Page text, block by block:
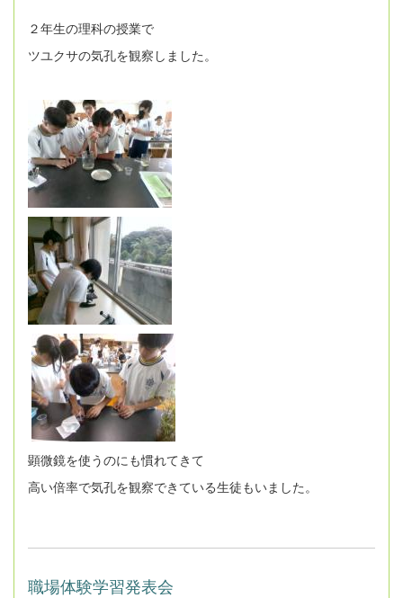
２年生の理科の授業で
ツユクサの気孔を観察しました。
顕微鏡を使うのにも慣れてきて
高い倍率で気孔を観察できている生徒もいました。
職場体験学習発表会